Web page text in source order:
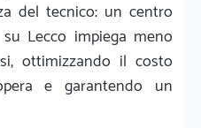
del tecnico: un centro
Lecco impiega meno
ottimizzando il costo
e garantendo un